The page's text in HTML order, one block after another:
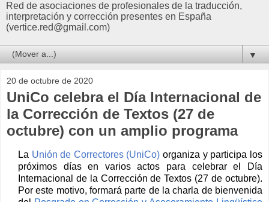
Red de asociaciones de profesionales de la traducción,
interpretación y corrección presentes en España
(vertice.red@gmail.com)
▼
20 de octubre de 2020
UniCo celebra el Día Internacional de
la Corrección de Textos (27 de
octubre) con un amplio programa
La Unión de Correctores (UniCo) organiza y participa los
próximos días en varios actos para celebrar el Día
Internacional de la Corrección de Textos (27 de octubre).
Por este motivo, formará parte de la charla de bienvenida